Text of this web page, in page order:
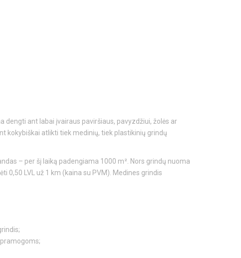
ant labai įvairaus paviršiaus, pavyzdžiui, žolės ar
kokybiškai atlikti tiek medinių, tiek plastikinių grindų
– per šį laiką padengiama 1000 m². Nors grindų nuoma
0,50 LVL už 1 km (kaina su PVM). Medines grindis